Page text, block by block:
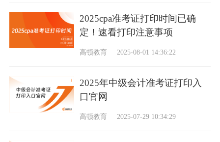
2025cpa准考证打印时间已确
定！速看打印注意事项
高顿教育 2025-08-01 14:36:22
2025年中级会计准考证打印入
口官网
高顿教育 2025-07-29 10:34:29